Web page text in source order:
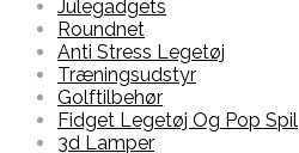
Julegadgets
Roundnet
Anti Stress Legetøj
Træningsudstyr
Golftilbehør
Fidget Legetøj Og Pop Spil
3d Lamper